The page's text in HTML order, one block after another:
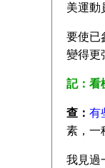
美運動
要使已
變得更
記：看
查： 有
素，一
我見過